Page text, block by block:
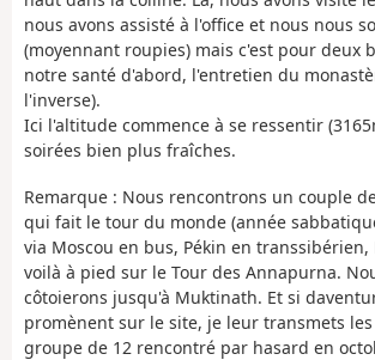
nous avons assisté à l'office et nous nous
(moyennant roupies) mais c'est pour deux
notre santé d'abord, l'entretien du
l'inverse).
Ici l'altitude commence à se ressentir
soirées bien plus fraîches.
Remarque : Nous rencontrons un couple
qui fait le tour du monde (année
via Moscou en bus, Pékin en transsibérien,
voilà à pied sur le Tour des Annapurna.
côtoierons jusqu'à Muktinath. Et si
promènent sur le site, je leur transmets
groupe de 12 rencontré par hasard en